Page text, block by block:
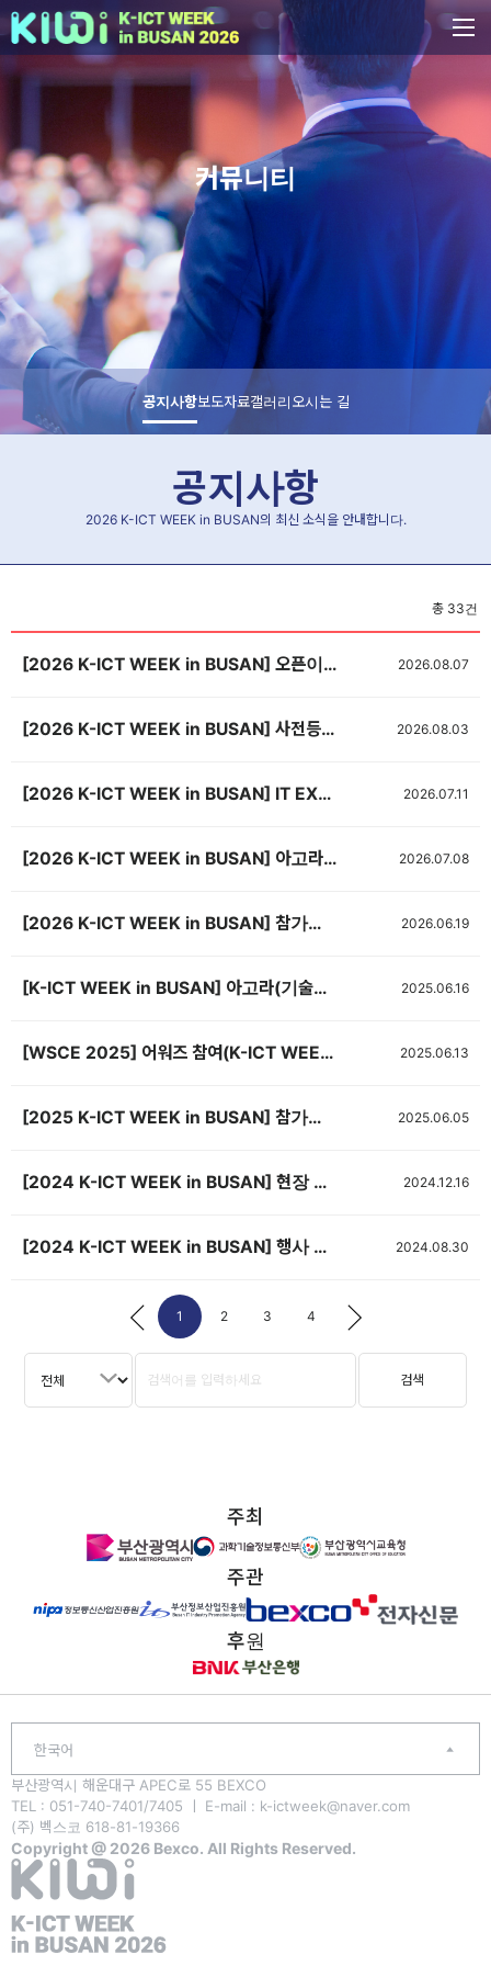
커뮤니티
공지사항보도자료갤러리오시는 길
공지사항
2026 K-ICT WEEK in BUSAN의 최신 소식을 안내합니다.
총 33건
[2026 K-ICT WEEK in BUSAN] 오픈이노베이션 참가기업 모집 (~8/14) 2026.08.07
[2026 K-ICT WEEK in BUSAN] 사전등록 OPEN! 🎉 2026.08.03
[2026 K-ICT WEEK in BUSAN] IT EXPO BUSAN 2026 우수기업 해외바이어 초청 지원사업 공고 2026.07.11
[2026 K-ICT WEEK in BUSAN] 아고라(기술발표회장) 신청서 제출(~8/14, 선착순 마감) 2026.07.08
[2026 K-ICT WEEK in BUSAN] 참가업체 숙박 안내 2026.06.19
[K-ICT WEEK in BUSAN] 아고라(기술발표회장) 신청서 제출(~7/1, 선착순 마감) <기간연장> 2025.06.16
[WSCE 2025] 어워즈 참여(K-ICT WEEK in BUSAN 연계) 2025.06.13
[2025 K-ICT WEEK in BUSAN] 참가업체 매뉴얼 2025.06.05
[2024 K-ICT WEEK in BUSAN] 현장 스케치 영상 2024.12.16
[2024 K-ICT WEEK in BUSAN] 행사 배치도 공개 2024.08.30
1 2 3 4
주최
주관
후원
부산광역시 해운대구 APEC로 55 BEXCO
TEL : 051-740-7401/7405 ㅣ E-mail : k-ictweek@naver.com
(주) 벡스코 618-81-19366
Copyright @ 2026 Bexco. All Rights Reserved.
한국어